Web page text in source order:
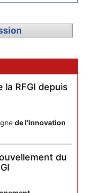
la RFGI depuis
de l'innovation
du